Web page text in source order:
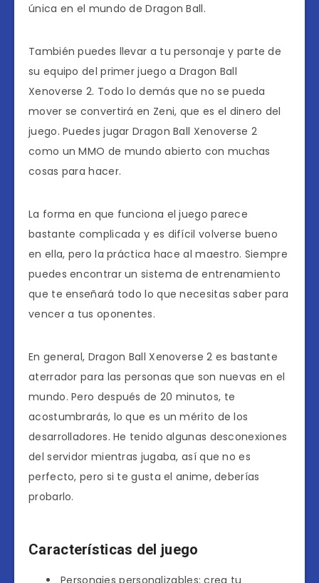
única en el mundo de Dragon Ball.
También puedes llevar a tu personaje y parte de
su equipo del primer juego a Dragon Ball
Xenoverse 2. Todo lo demás que no se pueda
mover se convertirá en Zeni, que es el dinero del
juego. Puedes jugar Dragon Ball Xenoverse 2
como un MMO de mundo abierto con muchas
cosas para hacer.
La forma en que funciona el juego parece
bastante complicada y es difícil volverse bueno
en ella, pero la práctica hace al maestro. Siempre
puedes encontrar un sistema de entrenamiento
que te enseñará todo lo que necesitas saber para
vencer a tus oponentes.
En general, Dragon Ball Xenoverse 2 es bastante
aterrador para las personas que son nuevas en el
mundo. Pero después de 20 minutos, te
acostumbrarás, lo que es un mérito de los
desarrolladores. He tenido algunas desconexiones
del servidor mientras jugaba, así que no es
perfecto, pero si te gusta el anime, deberías
probarlo.
Características del juego